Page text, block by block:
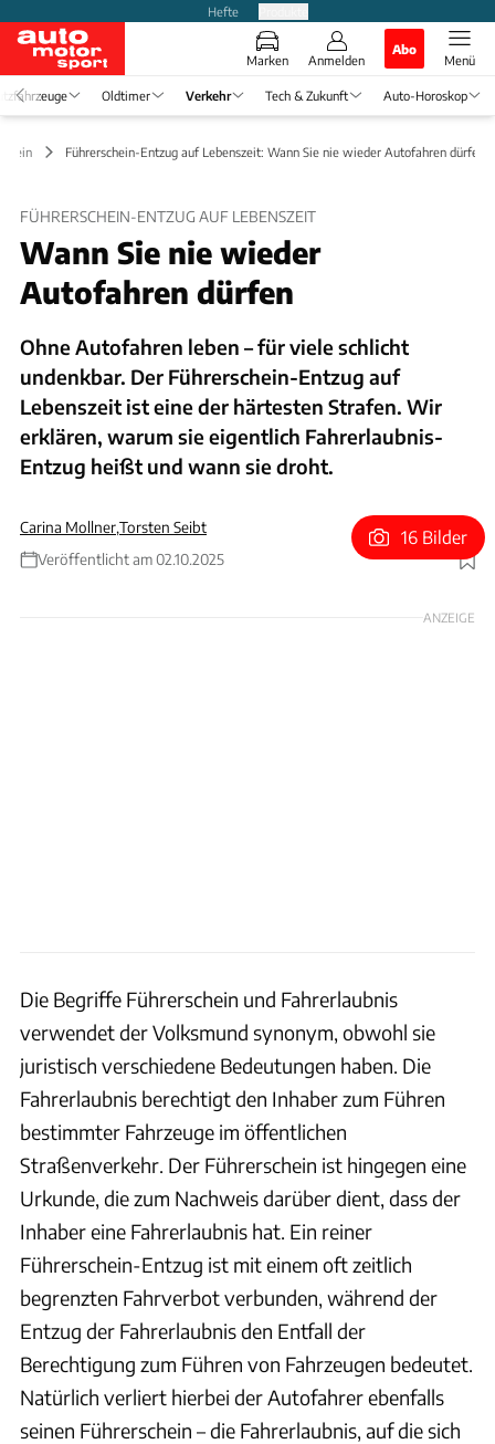
Hefte
Marken Anmelden
Abo
Menü
Oldtimer Verkehr Tech & Zukunft Auto-Horoskop
Führerschein-Entzug auf Lebenszeit: Wann Sie nie wieder Autofahren dürfen
FÜHRERSCHEIN-ENTZUG AUF LEBENSZEIT
Wann Sie nie wieder
Autofahren dürfen
Ohne Autofahren leben – für viele schlicht
undenkbar. Der Führerschein-Entzug auf
Lebenszeit ist eine der härtesten Strafen. Wir
erklären, warum sie eigentlich Fahrerlaubnis-
Entzug heißt und wann sie droht.
Carina Mollner,Torsten Seibt
Veröffentlicht am 02.10.2025
Foto: Stadtratte via Getty Images
16 Bilder
ANZEIGE
Die Begriffe Führerschein und Fahrerlaubnis
verwendet der Volksmund synonym, obwohl sie
juristisch verschiedene Bedeutungen haben. Die
Fahrerlaubnis berechtigt den Inhaber zum Führen
bestimmter Fahrzeuge im öffentlichen
Straßenverkehr. Der Führerschein ist hingegen eine
Urkunde, die zum Nachweis darüber dient, dass der
Inhaber eine Fahrerlaubnis hat. Ein reiner
Führerschein-Entzug ist mit einem oft zeitlich
begrenzten Fahrverbot verbunden, während der
Entzug der Fahrerlaubnis den Entfall der
Berechtigung zum Führen von Fahrzeugen bedeutet.
Natürlich verliert hierbei der Autofahrer ebenfalls
seinen Führerschein – die Fahrerlaubnis, auf die sich